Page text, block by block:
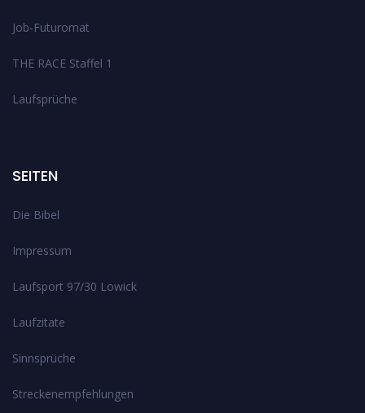
Job-Futuromat
THE RACE Staffel 1
Laufsprüche
SEITEN
Die Bibel
Impressum
Laufsport 97/30 Lowick
Laufzitate
Sinnsprüche
Streckenempfehlungen